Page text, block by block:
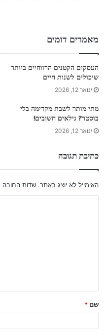
מאמרים דומים
העסקים הקטנים הרווחיים ביותר
שיכולים לשנות חיים
ינואר 12, 2026
מתי מותר לשבת מקדימה בלי
בוסטר? גילאים חשובים!
ינואר 12, 2026
כתיבת תגובה
האימייל לא יוצג באתר. שדות החובה
שם *